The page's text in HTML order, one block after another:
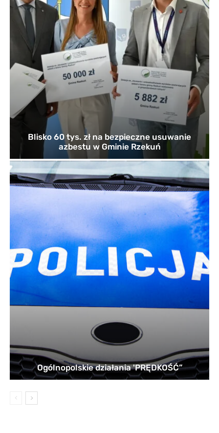
Blisko 60 tys. zł na bezpieczne usuwanie
azbestu w Gminie Rzekuń
Ogólnopolskie działania 'PRĘDKOŚĆ”